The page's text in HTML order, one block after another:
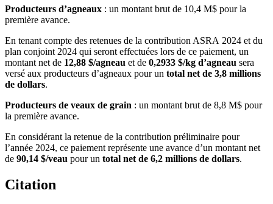
Producteurs d’agneaux : un montant brut de 10,4 M$ pour la
première avance.
En tenant compte des retenues de la contribution ASRA 2024 et du
plan conjoint 2024 qui seront effectuées lors de ce paiement, un
montant net de 12,88 $/agneau et de 0,2933 $/kg d’agneau sera
versé aux producteurs d’agneaux pour un total net de 3,8 millions
de dollars.
Producteurs de veaux de grain : un montant brut de 8,8 M$ pour
la première avance.
En considérant la retenue de la contribution préliminaire pour
l’année 2024, ce paiement représente une avance d’un montant net
de 90,14 $/veau pour un total net de 6,2 millions de dollars.
Citation